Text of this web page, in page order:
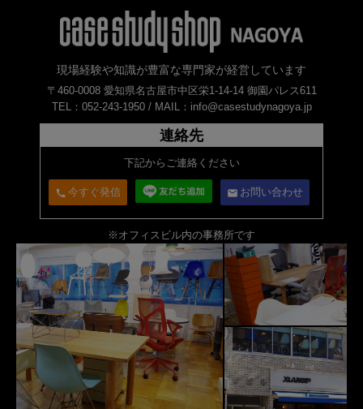
現場経験や知識が豊富な専門家が経営しています
〒460-0008 愛知県名古屋市中区栄1-14-14 御園パレス611
TEL：052-243-1950 / MAIL：info@casestudynagoya.jp
連絡先
下記からご連絡ください
call 今すぐ発信 email お問い合わせ
※オフィスビル内の事務所です